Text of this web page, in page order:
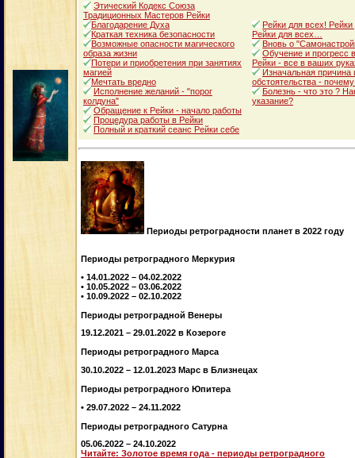
Этический Кодекс Союза
Традиционных Мастеров Рейки
Благодарение Духа
Краткая техника безопасности
Возможные опасности магического
образа жизни
Потери и приобретения при занятиях
магией
Мечтать вредно
Исполнение желаний - "порог
колдуна"
Обращение к Рейки - начало работы
Процедура работы в Рейки
Полный и краткий сеанс Рейки себе
Рейки для всех!
Рейки для всех…
Вновь о
Обучение и прогресс
Рейки - все в ваших
Изначальная
обстоятельства -
Болезнь - что это ?
указание?
Периоды ретроградности планет в 2022 году
Периоды ретроградного Меркурия
• 14.01.2022 – 04.02.2022
• 10.05.2022 – 03.06.2022
• 10.09.2022 – 02.10.2022
Периоды ретроградной Венеры
19.12.2021 – 29.01.2022 в Козероге
Периоды ретроградного Марса
30.10.2022 – 12.01.2023 Марс в Близнецах
Периоды ретроградного Юпитера
• 29.07.2022 – 24.11.2022
Периоды ретроградного Сатурна
05.06.2022 – 24.10.2022
Читайте: Золотое время года - периоды ретроградного